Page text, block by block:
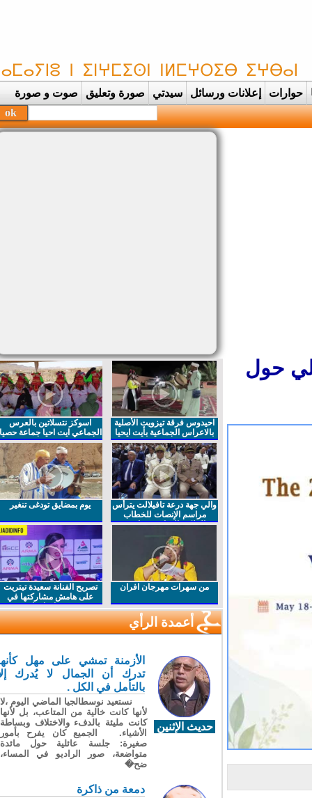
حوارات إعلانات ورسائل سيدتي صورة وتعليق صوت و صورة
حول
احيدوس فرقة تيزويت الأصلية
بالاعراس الجماعية بأيت ايحيا
اسوكز نتسلاتين بالعرس
الجماعي ايت احيا جماعة حصيا
والي جهة درعة تافيلالت يترأس
مراسم الإنصات للخطاب
الملكي السامي بمناسبة
يوم بمضايق تودغى تنغير
من سهرات مهرجان افران
تصريح الفنانة سعيدة تيتريت
على هامش مشاركتها في
مهرجان افران
أعمدة الرأي
حديث الإثنين
الأزمنة تمشي على مهل كأنها
تدرك أن الجمال لا يُدرك إلا
بالتأمل في الكل .
نستعيد نوسطالجيا الماضي اليوم ،لا
لأنها كانت خالية من المتاعب، بل لأنها
كانت مليئة بالدفء والاختلاف وبساطة
الأشياء. الجميع كان يفرح بأمور
صغيرة: جلسة عائلية حول مائدة
متواضعة، صور الراديو في المساء،
ضح�
دمعة من ذاكرة